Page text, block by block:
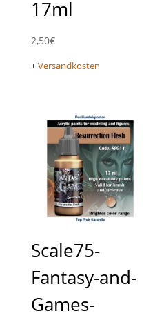
17ml
2,50€
+Versandkosten
Scale75-
Fantasy-and-
Games-